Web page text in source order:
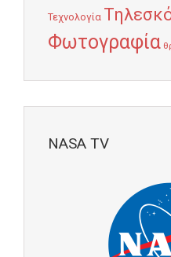
Τεχνολογία
Φωτογραφία
NASA TV